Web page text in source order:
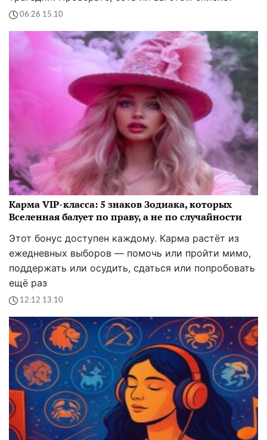
06:26 15.10
Карма VIP-класса: 5 знаков Зодиака, которых
Вселенная балует по праву, а не по случайности
Этот бонус доступен каждому. Карма растёт из
ежедневных выборов — помочь или пройти мимо,
поддержать или осудить, сдаться или попробовать
ещё раз
12:12 13.10